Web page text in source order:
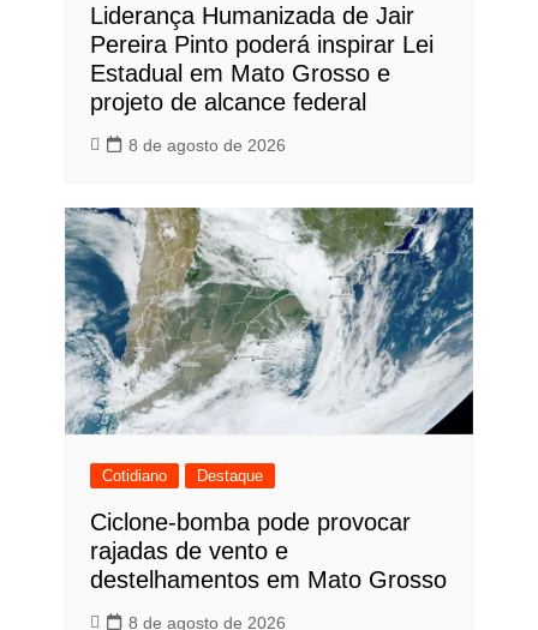
Liderança Humanizada de Jair
Pereira Pinto poderá inspirar Lei
Estadual em Mato Grosso e
projeto de alcance federal
8 de agosto de 2026
Cotidiano Destaque
Ciclone-bomba pode provocar
rajadas de vento e
destelhamentos em Mato Grosso
8 de agosto de 2026